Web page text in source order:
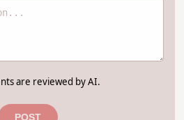
are reviewed by AI.
POST